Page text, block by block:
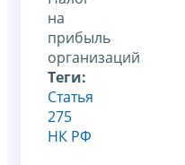
на
прибыль
организаций
Теги:
Статья
275
НК РФ